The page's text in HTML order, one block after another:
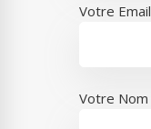
Votre Email
Votre Nom